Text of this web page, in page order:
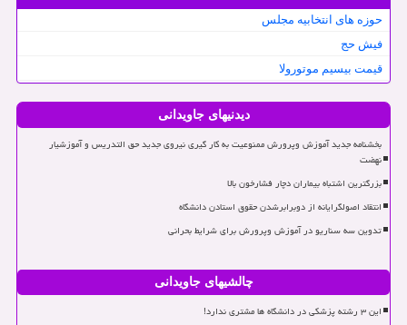
حوزه های انتخابیه مجلس
فیش حج
قیمت بیسیم موتورولا
دیدنیهای جاویدانی
بخشنامه جدید آموزش وپرورش ممنوعیت به کار گیری نیروی جدید حق التدریس و آموزشیار
نهضت
بزرگترین اشتباه بیماران دچار فشارخون بالا
انتقاد اصولگرایانه از دوبرابرشدن حقوق استادن دانشگاه
تدوین سه سناریو در آموزش وپرورش برای شرایط بحرانی
چالشیهای جاویدانی
این ۳ رشته پزشکی در دانشگاه ها مشتری ندارد!